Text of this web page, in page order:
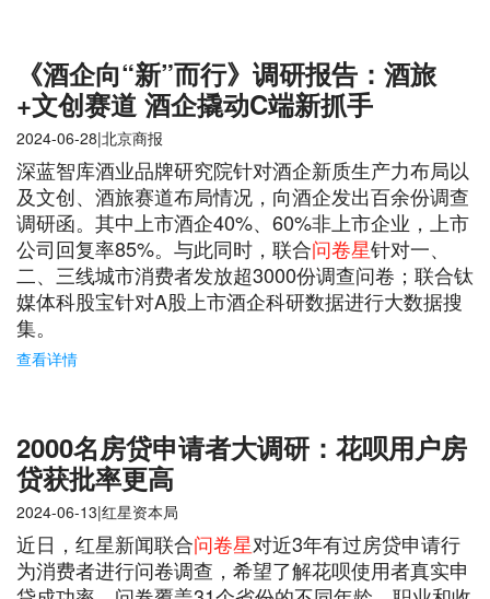
《酒企向“新”而行》调研报告：酒旅
+文创赛道 酒企撬动C端新抓手
2024-06-28|北京商报
深蓝智库酒业品牌研究院针对酒企新质生产力布局以
及文创、酒旅赛道布局情况，向酒企发出百余份调查
调研函。其中上市酒企40%、60%非上市企业，上市
公司回复率85%。与此同时，联合问卷星针对一、
二、三线城市消费者发放超3000份调查问卷；联合钛
媒体科股宝针对A股上市酒企科研数据进行大数据搜
集。
查看详情
2000名房贷申请者大调研：花呗用户房
贷获批率更高
2024-06-13|红星资本局
近日，红星新闻联合问卷星对近3年有过房贷申请行
为消费者进行问卷调查，希望了解花呗使用者真实申